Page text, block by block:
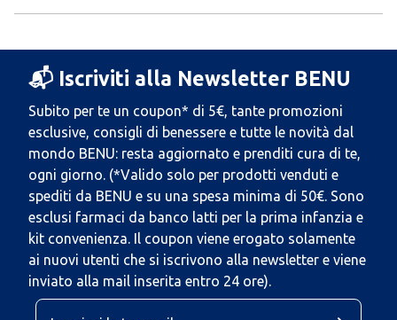
📬 Iscriviti alla Newsletter BENU
Subito per te un coupon* di 5€, tante promozioni
esclusive, consigli di benessere e tutte le novità dal
mondo BENU: resta aggiornato e prenditi cura di te,
ogni giorno. (*Valido solo per prodotti venduti e
spediti da BENU e su una spesa minima di 50€. Sono
esclusi farmaci da banco latti per la prima infanzia e
kit convenienza. Il coupon viene erogato solamente
ai nuovi utenti che si iscrivono alla newsletter e viene
inviato alla mail inserita entro 24 ore).